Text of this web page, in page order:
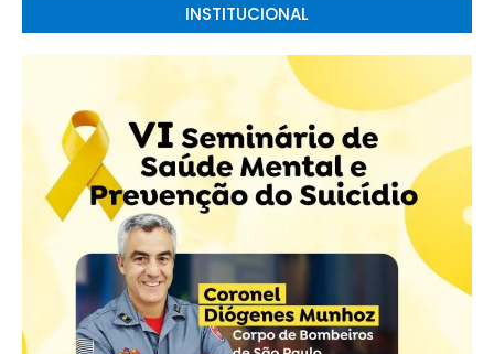
INSTITUCIONAL